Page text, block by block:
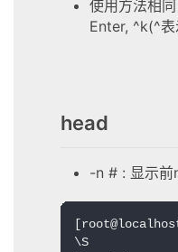
使用方法相
Enter, ^k(^表
head
-n # : 显示前
\S